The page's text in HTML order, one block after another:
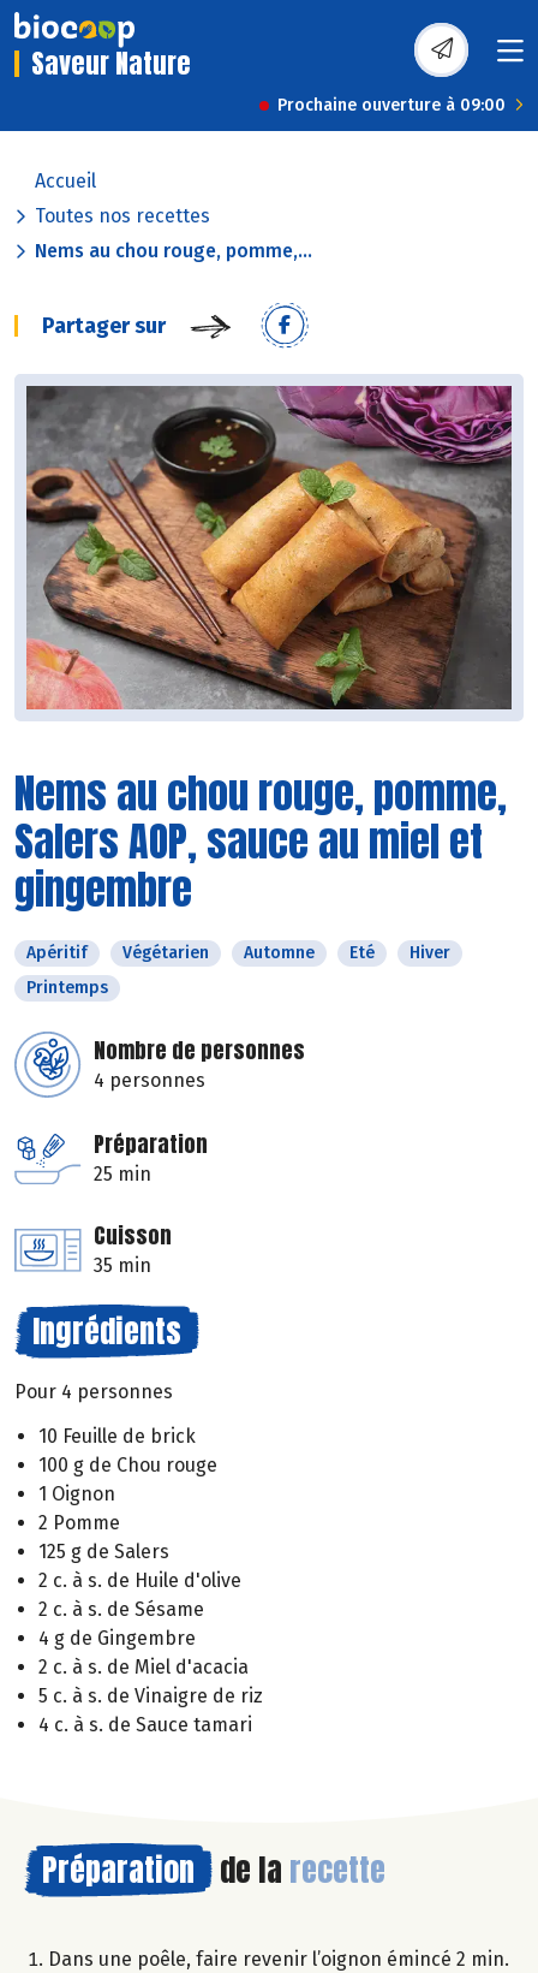
Saveur Nature
Prochaine ouverture à 09:00
Accueil
Toutes nos recettes
Nems au chou rouge, pomme,...
Partager sur
Nems au chou rouge, pomme,
Salers AOP, sauce au miel et
gingembre
Apéritif Végétarien Automne Eté
Hiver
Printemps
Nombre de personnes
4 personnes
Préparation
25 min
Cuisson
35 min
Ingrédients
Pour 4 personnes
10 Feuille de brick
100 g de Chou rouge
1 Oignon
2 Pomme
125 g de Salers
2 c. à s. de Huile d'olive
2 c. à s. de Sésame
4 g de Gingembre
2 c. à s. de Miel d'acacia
5 c. à s. de Vinaigre de riz
4 c. à s. de Sauce tamari
Préparation de la recette
Dans une poêle, faire revenir l’oignon émincé 2 min.